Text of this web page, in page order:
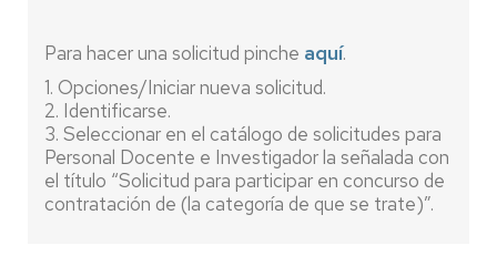
Para hacer una solicitud pinche aquí.
1. Opciones/Iniciar nueva solicitud.
2. Identificarse.
3. Seleccionar en el catálogo de solicitudes para
Personal Docente e Investigador la señalada con
el título “Solicitud para participar en concurso de
contratación de (la categoría de que se trate)”.